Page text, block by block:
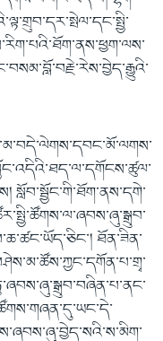
སློབ་སྦྱོང་གི་ཐོག་ནས་དགེ་
ཐོན་ཟིན་